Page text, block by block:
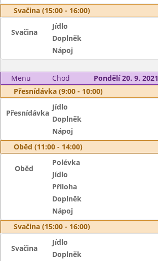
Svačina (15:00 - 16:00)
Svačina
Jídlo
Doplněk
Nápoj
Menu Chod
Pondělí 20. 9. 2021
Přesnídávka (9:00 - 10:00)
Přesnídávka
Jídlo
Doplněk
Nápoj
Oběd (11:00 - 14:00)
Oběd
Polévka
Jídlo
Příloha
Doplněk
Nápoj
Svačina (15:00 - 16:00)
Svačina
Jídlo
Doplněk